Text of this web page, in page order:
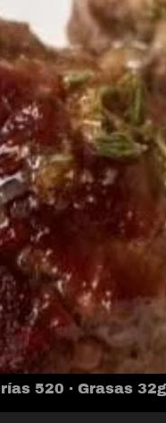
520 · Grasas